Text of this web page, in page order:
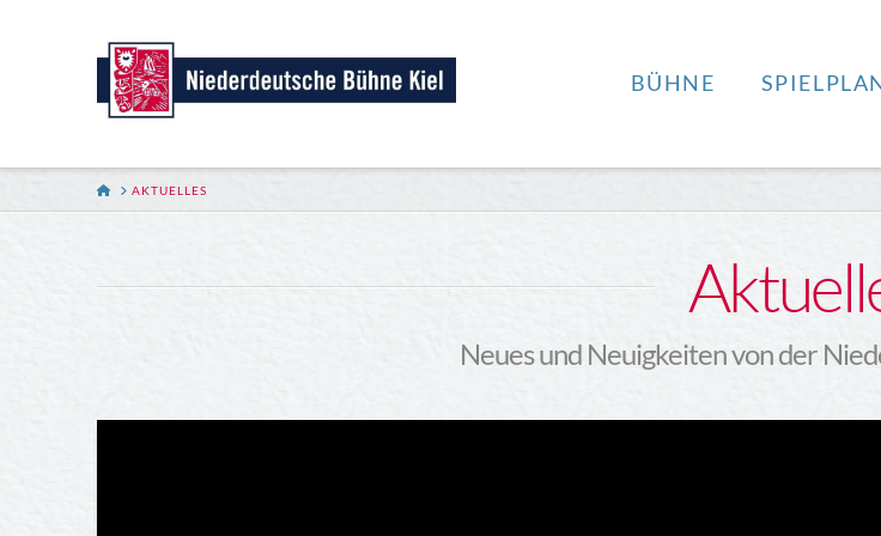
BÜHNE
HOMEAKTUELLES
Neues und Neuigkeiten von der